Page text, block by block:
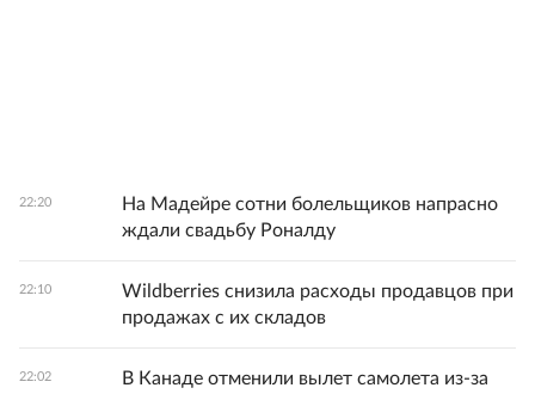
22:20
На Мадейре сотни болельщиков напрасно
ждали свадьбу Роналду
22:10
Wildberries снизила расходы продавцов при
продажах с их складов
22:02
В Канаде отменили вылет самолета из-за